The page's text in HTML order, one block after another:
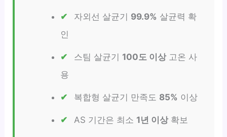
자외선 살균기 99.9% 살균력 확
인
스팀 살균기 100도 이상고온 사
용
복합형 살균기 만족도 85% 이상
AS 기간은 최소 1년 이상확보